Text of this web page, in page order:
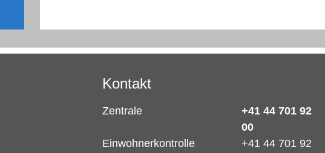
Kontakt
Zentrale
+41 44 701 92
00
Einwohnerkontrolle
+41 44 701 92